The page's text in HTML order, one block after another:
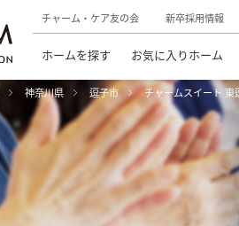
チャーム・ケア友の会 新卒採用情報
ホームを探す お気に入りホーム
神奈川県 逗子市 チャームスイート 東